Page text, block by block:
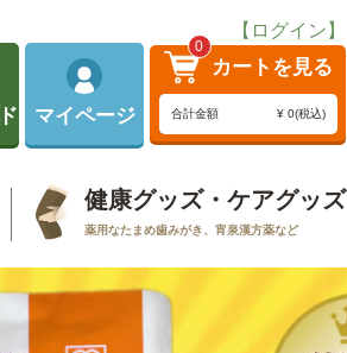
【ログイン】
マイページ
0
カートを見る
合計金額 ¥ 0(税込)
健康グッズ・ケアグッズ
薬用なたまめ歯みがき、宵泉漢方薬など